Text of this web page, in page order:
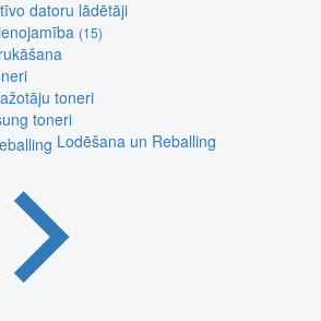
datoru lādētāji
(15)
toneri
toneri
Lodēšana un Reballing